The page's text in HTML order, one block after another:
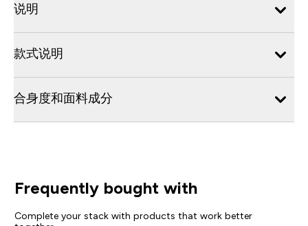
说明
款式说明
合身度和面料成分
Frequently bought with
Complete your stack with products that work better